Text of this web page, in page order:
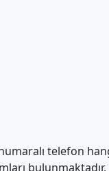
telefon
bulunmaktadır.